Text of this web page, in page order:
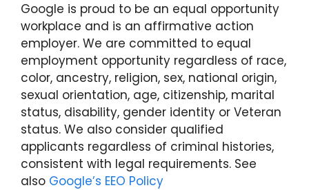
Google is proud to be an equal opportunity
workplace and is an affirmative action
employer. We are committed to equal
employment opportunity regardless of race,
color, ancestry, religion, sex, national origin,
sexual orientation, age, citizenship, marital
status, disability, gender identity or Veteran
status. We also consider qualified
applicants regardless of criminal histories,
consistent with legal requirements. See
also Google’s EEO Policy